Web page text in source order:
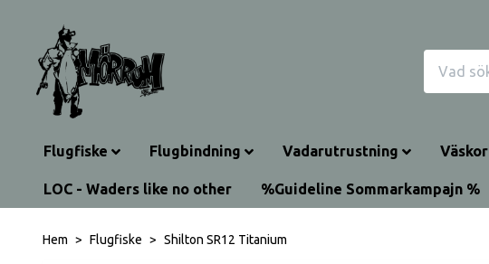
Flugfiske Flugbindning Vadarutrustning Väskor
LOC - Waders like no other %Guideline Sommarkampajn %
Hem Flugfiske Shilton SR12 Titanium